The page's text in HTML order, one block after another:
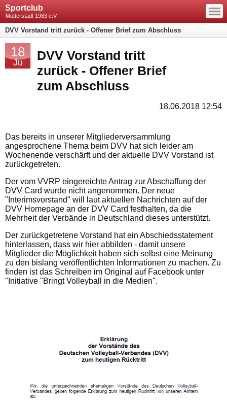
Sportclub
Mutterstadt 1983 e.V.
—
—
—
DVV Vorstand tritt zurück - Offener Brief zum Abschluss
18
Ju
DVV Vorstand tritt
zurück - Offener Brief
zum Abschluss
18.06.2018 12:54
Das bereits in unserer Mitgliederversammlung
angesprochene Thema beim DVV hat sich leider am
Wochenende verschärft und der aktuelle DVV Vorstand ist
zurückgetreten.
Der vom VVRP eingereichte Antrag zur Abschaffung der
DVV Card wurde nicht angenommen. Der neue
"Interimsvorstand" will laut aktuellen Nachrichten auf der
DVV Homepage an der DVV Card festhalten, da die
Mehrheit der Verbände in Deutschland dieses unterstützt.
Der zurückgetretene Vorstand hat ein Abschiedsstatement
hinterlassen, dass wir hier abbilden - damit unsere
Mitglieder die Möglichkeit haben sich selbst eine Meinung
zu den bislang veröffentlichten Informationen zu machen. Zu
finden ist das Schreiben im Original auf Facebook unter
"Initiative "Bringt Volleyball in die Medien".